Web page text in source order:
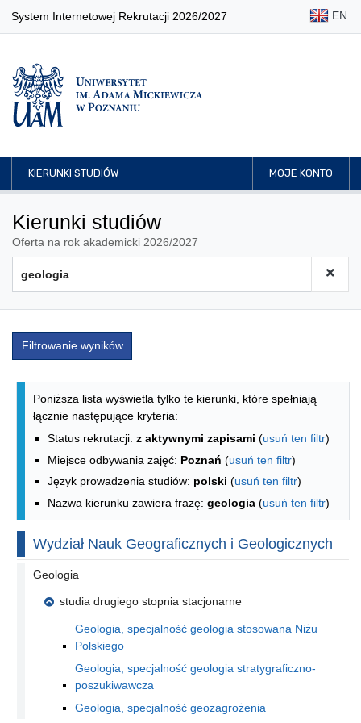
System Internetowej Rekrutacji 2026/2027 EN
KIERUNKI STUDIÓW MOJE KONTO
Kierunki studiów
Oferta na rok akademicki 2026/2027
Filtrowanie wyników
Lista kierunków - spis według
Poniższa lista wyświetla tylko te kierunki, które spełniają
łącznie następujące kryteria:
Status rekrutacji: z aktywnymi zapisami (usuń ten filtr)
Miejsce odbywania zajęć: Poznań (usuń ten filtr)
Język prowadzenia studiów: polski (usuń ten filtr)
Nazwa kierunku zawiera frazę: geologia (usuń ten filtr)
Wydział Nauk Geograficznych i Geologicznych
Geologia
studia drugiego stopnia stacjonarne
Geologia, specjalność geologia stosowana Niżu
Polskiego
Geologia, specjalność geologia stratygraficzno-
poszukiwawcza
Geologia, specjalność geozagrożenia